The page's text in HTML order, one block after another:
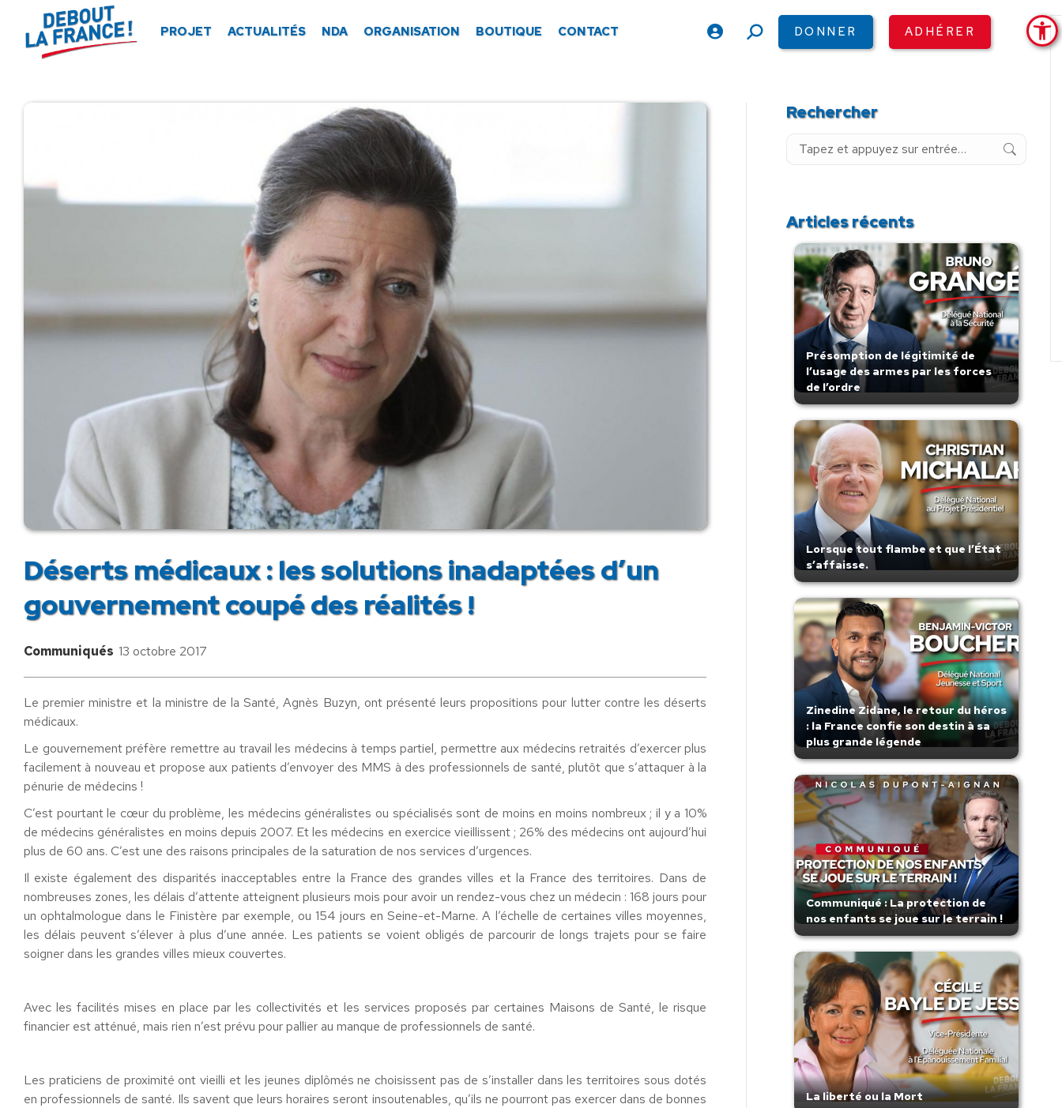
PROJET ACTUALITÉS NDA ORGANISATION BOUTIQUE CONTACT
RechercheDONNER ADHÉRER
Déserts médicaux : les solutions inadaptées d’un
gouvernement coupé des réalités !
Communiqués 13 octobre 2017
Le premier ministre et la ministre de la Santé, Agnès Buzyn, ont présenté leurs propositions pour lutter contre les déserts
médicaux.
Le gouvernement préfère remettre au travail les médecins à temps partiel, permettre aux médecins retraités d’exercer plus
facilement à nouveau et propose aux patients d’envoyer des MMS à des professionnels de santé, plutôt que s’attaquer à la
pénurie de médecins !
C’est pourtant le cœur du problème, les médecins généralistes ou spécialisés sont de moins en moins nombreux ; il y a 10%
de médecins généralistes en moins depuis 2007. Et les médecins en exercice vieillissent ; 26% des médecins ont aujourd’hui
plus de 60 ans. C’est une des raisons principales de la saturation de nos services d’urgences.
Il existe également des disparités inacceptables entre la France des grandes villes et la France des territoires. Dans de
nombreuses zones, les délais d’attente atteignent plusieurs mois pour avoir un rendez-vous chez un médecin : 168 jours pour
un ophtalmologue dans le Finistère par exemple, ou 154 jours en Seine-et-Marne. A l’échelle de certaines villes moyennes,
les délais peuvent s’élever à plus d’une année. Les patients se voient obligés de parcourir de longs trajets pour se faire
soigner dans les grandes villes mieux couvertes.
Avec les facilités mises en place par les collectivités et les services proposés par certaines Maisons de Santé, le risque
financier est atténué, mais rien n’est prévu pour pallier au manque de professionnels de santé.
Les praticiens de proximité ont vieilli et les jeunes diplômés ne choisissent pas de s’installer dans les territoires sous dotés
en professionnels de santé. Ils savent que leurs horaires seront insoutenables, qu’ils ne pourront pas exercer dans de bonnes
Rechercher
Recherche
Articles récents
Présomption de légitimité de
l’usage des armes par les forces
de l’ordre
Lorsque tout flambe et que l’État
s’affaisse.
Zinedine Zidane, le retour du héros
: la France confie son destin à sa
plus grande légende
Communiqué : La protection de
nos enfants se joue sur le terrain !
La liberté ou la Mort
Panneau de gestion des cookies